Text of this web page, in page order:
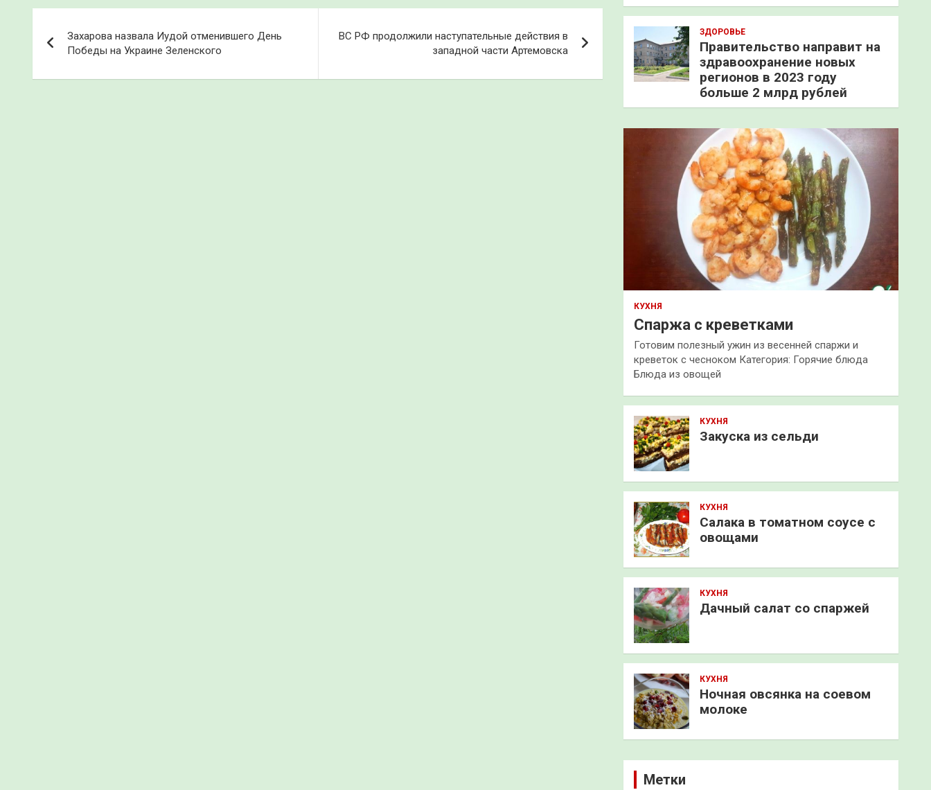
по
записям
Захарова назвала Иудой отменившего День
Победы на Украине Зеленского
ВС РФ продолжили наступательные действия в
западной части Артемовска
ЗДОРОВЬЕ
Правительство направит на
здравоохранение новых
регионов в 2023 году
больше 2 млрд рублей
КУХНЯ
Спаржа с креветками
Готовим полезный ужин из весенней спаржи и
креветок с чесноком Категория: Горячие блюда
Блюда из овощей
КУХНЯ
Закуска из сельди
КУХНЯ
Салака в томатном соусе с
овощами
КУХНЯ
Дачный салат со спаржей
КУХНЯ
Ночная овсянка на соевом
молоке
Метки